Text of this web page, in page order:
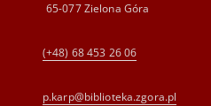
65-077 Zielona Góra
(+48) 68 453 26 06
p.karp@biblioteka.zgora.pl